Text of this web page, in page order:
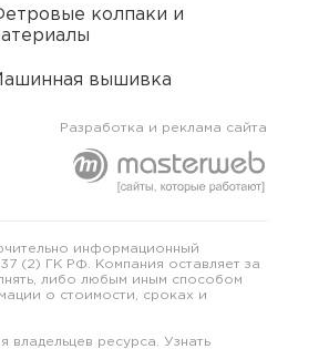
колпаки и
вышивка
Разработка и реклама сайта
информационный
(2) ГК РФ. Компания оставляет за
либо любым иным способом
о стоимости, сроках и
владельцев ресурса. Узнать